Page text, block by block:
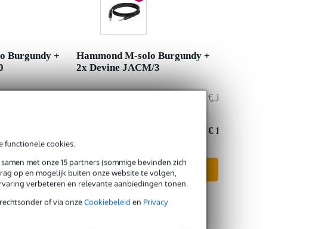
functionele cookies.
met onze 15 partners (sommige bevinden zich
op en mogelijk buiten onze website te volgen,
verbeteren en relevante aanbiedingen tonen.
of via onzeCookiebeleid en Privacy
Burgundy +
Hammond M-solo Burgundy +
2x Devine JACM/3
€ 1.056,-
€ 1.055,-
In mijn winkelwagen